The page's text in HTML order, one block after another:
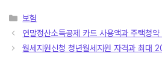
카
테
리
보험
연말정산소득공제 카드 사용액과 주택청
월세지원신청 청년월세지원 자격과 최대